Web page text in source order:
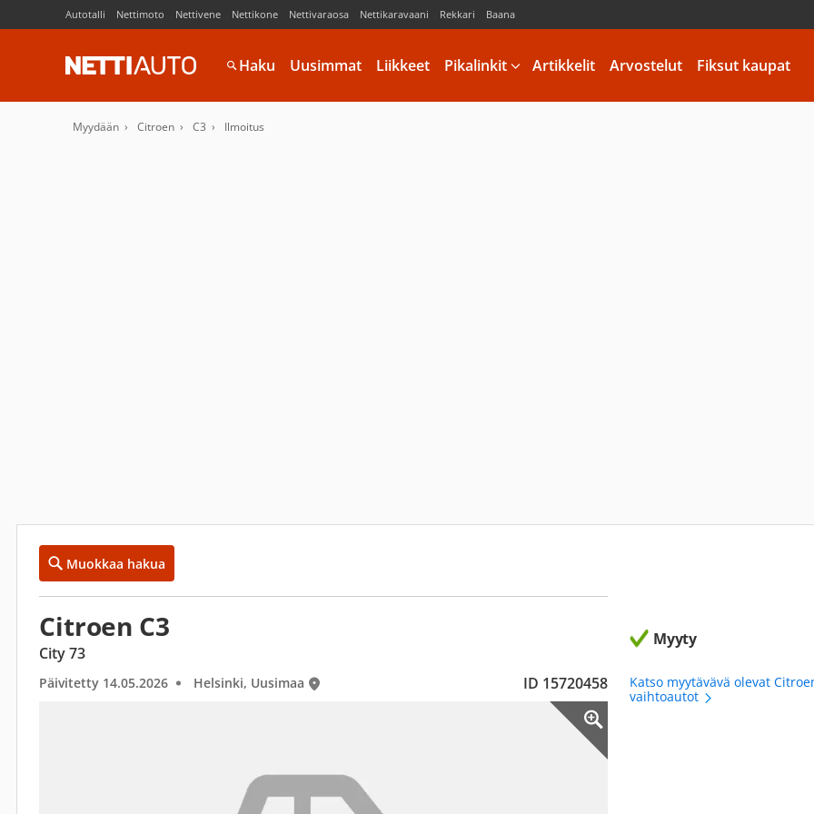
Autotalli Nettimoto Nettivene Nettikone Nettivaraosa Nettikaravaani Rekkari Baana
Haku Uusimmat Liikkeet Pikalinkit Artikkelit Arvostelut Fiksut kaupat
Myydään Citroen C3 Ilmoitus
Muokkaa hakua
Citroen C3
City 73
Päivitetty 14.05.2026 Helsinki, Uusimaa ID 15720458
Myyty
Katso myytävävä olevat
vaihtoautot